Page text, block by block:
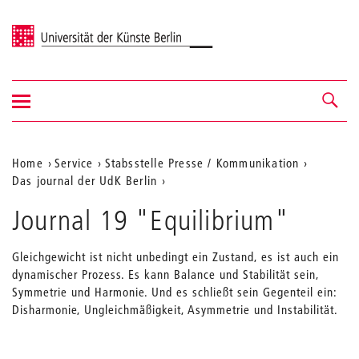
Universität der Künste Berlin
Navigation &
Suche
Navigation
ein-/ausblenden
Aktuelle
Position
auf
Webseite
Home Service
Stabsstelle Presse / Kommunikation
Das journal der UdK Berlin
Journal 19 "Equilibrium"
Gleichgewicht ist nicht unbedingt ein Zustand, es ist auch ein
dynamischer Prozess. Es kann Balance und Stabilität sein,
Symmetrie und Harmonie. Und es schließt sein Gegenteil ein:
Disharmonie, Ungleichmäßigkeit, Asymmetrie und Instabilität.